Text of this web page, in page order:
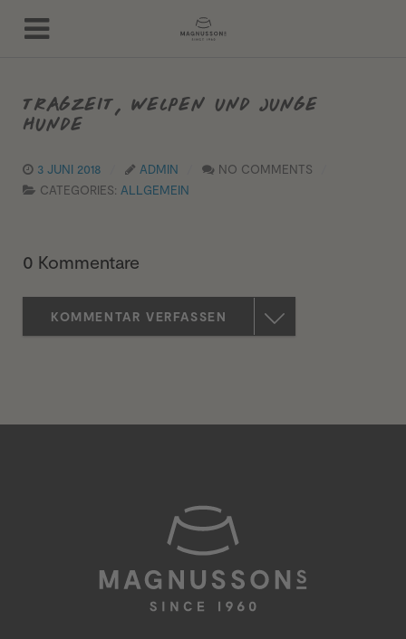
TRAGZEIT, WELPEN UND JUNGE
HUNDE
3 JUNI 2018 ADMIN
NO COMMENTS
CATEGORIES: ALLGEMEIN
0 Kommentare
KOMMENTAR VERFASSEN